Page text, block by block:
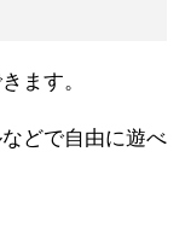
ます。
どで自由に遊べ